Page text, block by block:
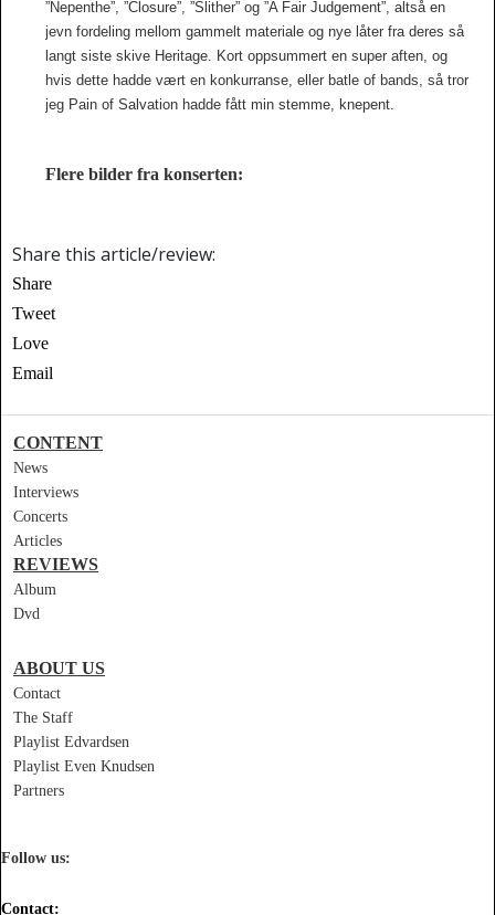
”Nepenthe”, ”Closure”, ”Slither” og ”A Fair Judgement”, altså en
jevn fordeling mellom gammelt materiale og nye låter fra deres så
langt siste skive Heritage. Kort oppsummert en super aften, og
hvis dette hadde vært en konkurranse, eller batle of bands, så tror
jeg Pain of Salvation hadde fått min stemme, knepent.
Flere bilder fra konserten:
Share this article/review:
Share
Tweet
Love
Email
CONTENT
News
Interviews
Concerts
Articles
REVIEWS
Album
Dvd
ABOUT US
Contact
The Staff
Playlist Edvardsen
Playlist Even Knudsen
Partners
Follow us:
Contact: